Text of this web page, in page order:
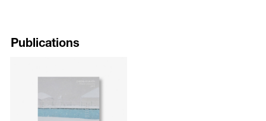
Publications